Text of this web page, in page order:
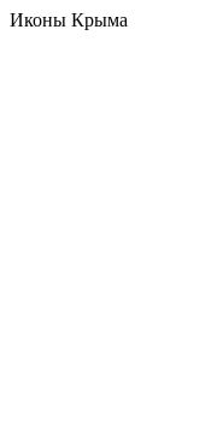
Иконы Крыма